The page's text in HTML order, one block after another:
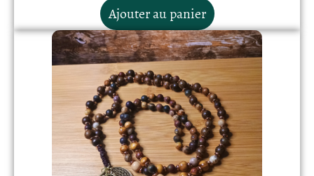
Ajouter au panier